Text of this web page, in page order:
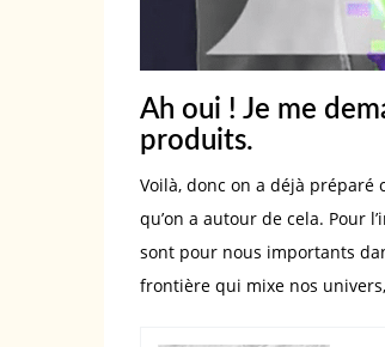
Ah oui ! Je me
produits.
Voilà, donc on a déjà préparé
qu’on a autour de cela. Pour
sont pour nous importants
frontière qui mixe nos